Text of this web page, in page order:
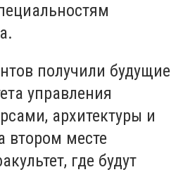
получили будущие
управления
архитектуры и
втором месте
где будут